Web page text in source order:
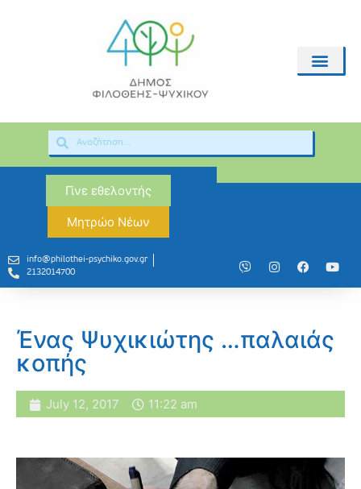
Γίνε εθελοντής
Μητρώο Νέων
info@philothei-psychiko.gov.gr
2132014700
Ένας Ψυχικιώτης …παλαιάς
κοπής
July 12, 2017 11:22 am